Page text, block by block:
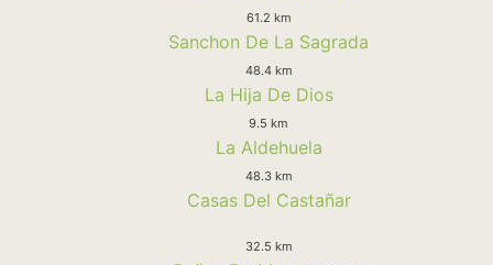
61.2 km
Sanchon De La Sagrada
48.4 km
La Hija De Dios
9.5 km
La Aldehuela
48.3 km
Casas Del Castañar
32.5 km